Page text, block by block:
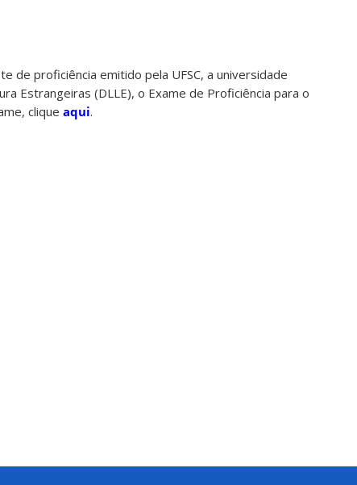
de proficiência emitido pela UFSC, a universidade
Estrangeiras (DLLE), o Exame de Proficiência para o
clique aqui.